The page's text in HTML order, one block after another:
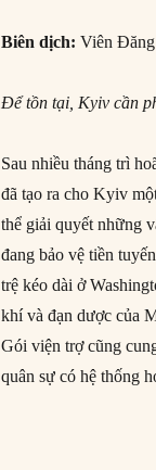
Biên dịch: Viên
Để tồn tại, Kyiv cần
Sau nhiều tháng trì
đã tạo ra cho Kyiv
thể giải quyết những
đang bảo vệ tiền
trệ kéo dài ở
khí và đạn dược của
Gói viện trợ cũng
quân sự có hệ thống